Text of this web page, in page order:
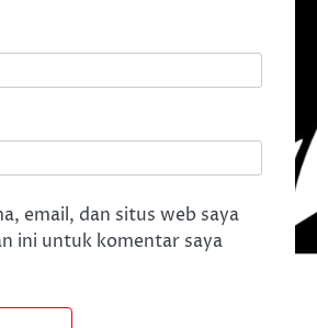
email, dan situs web saya
ini untuk komentar saya